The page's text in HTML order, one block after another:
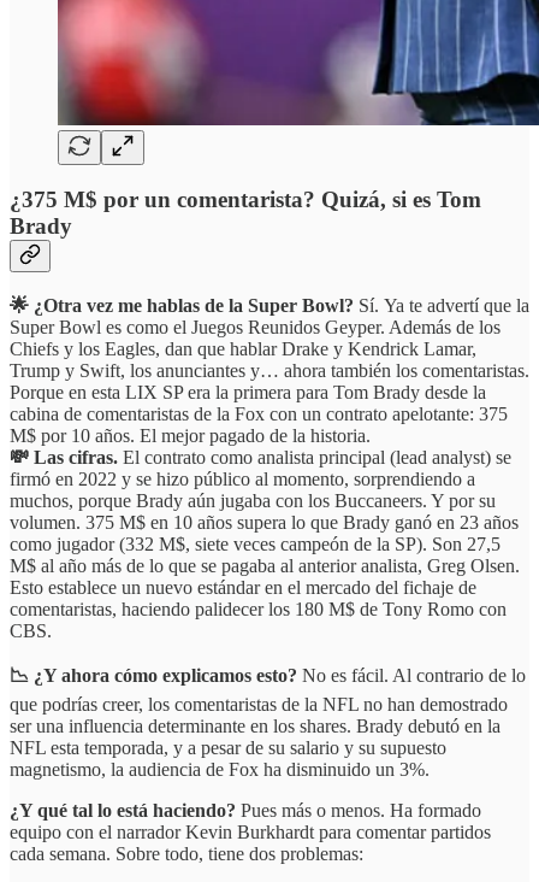
¿375 M$ por un comentarista? Quizá, si es Tom
Brady
🌟 ¿Otra vez me hablas de la Super Bowl? Sí. Ya te advertí que la
Super Bowl es como el Juegos Reunidos Geyper. Además de los
Chiefs y los Eagles, dan que hablar Drake y Kendrick Lamar,
Trump y Swift, los anunciantes y… ahora también los comentaristas.
Porque en esta LIX SP era la primera para Tom Brady desde la
cabina de comentaristas de la Fox con un contrato apelotante: 375
M$ por 10 años. El mejor pagado de la historia.
💸 Las cifras. El contrato como analista principal (lead analyst) se
firmó en 2022 y se hizo público al momento, sorprendiendo a
muchos, porque Brady aún jugaba con los Buccaneers. Y por su
volumen. 375 M$ en 10 años supera lo que Brady ganó en 23 años
como jugador (332 M$, siete veces campeón de la SP). Son 27,5
M$ al año más de lo que se pagaba al anterior analista, Greg Olsen.
Esto establece un nuevo estándar en el mercado del fichaje de
comentaristas, haciendo palidecer los 180 M$ de Tony Romo con
CBS.
📉 ¿Y ahora cómo explicamos esto? No es fácil. Al contrario de lo
que podrías creer, los comentaristas de la NFL no han demostrado
ser una influencia determinante en los shares. Brady debutó en la
NFL esta temporada, y a pesar de su salario y su supuesto
magnetismo, la audiencia de Fox ha disminuido un 3%.
¿Y qué tal lo está haciendo? Pues más o menos. Ha formado
equipo con el narrador Kevin Burkhardt para comentar partidos
cada semana. Sobre todo, tiene dos problemas: